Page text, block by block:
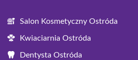
Salon Kosmetyczny Ostróda
Kwiaciarnia Ostróda
Dentysta Ostróda